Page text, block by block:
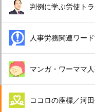
判例に学ぶ労使ト
人事労務関連ワー
マンガ・ワーママ
ココロの座標／河